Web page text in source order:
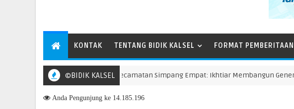
KONTAK TENTANG BIDIK KALSEL FORMAT PEMBERITAAN
©BIDIK KALSEL
MTQN Ke-23 Kecamatan Simpang Empat: Ikhtiar Membangun Generasi
Anda Pengunjung ke 14.185.196